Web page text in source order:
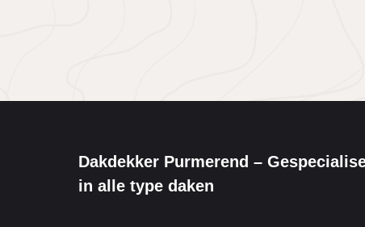
Dakdekker Purmerend –
in alle type daken